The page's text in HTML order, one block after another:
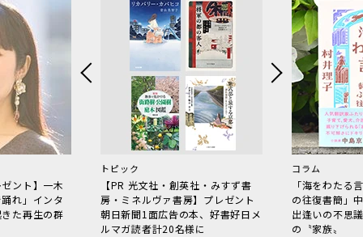
ント】一木
れ」インタ
た再生の群
トピック
【PR 光文社・創英社・みすず書
房・ミネルヴァ書房】プレゼント
朝日新聞1面広告の本、好書好日メ
ルマガ読者計20名様に
コラム
「海をわた
の往復書簡」
出逢いの不思
の〝家族〟